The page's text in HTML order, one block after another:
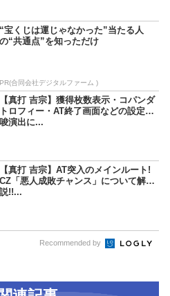
“宝くじは運じゃなかった”当たる人
の“共通点”を知っただけ
PR(合同会社デジタルファーム )
【真打 吉宗】獲得枚数表示・コパンダ
トロフィー・AT終了画面などの設定示
唆演出に...
【真打 吉宗】AT突入のメインルート!
CZ「悪人成敗チャンス」について解
説!!...
Recommended by